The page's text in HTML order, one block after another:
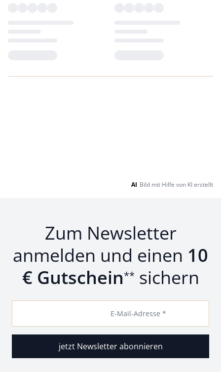
AI Bild mit Hilfe von KI erstellt
Zum Newsletter
anmelden und einen 10
€ Gutschein** sichern
E-Mail-Adresse *
jetzt Newsletter abonnieren